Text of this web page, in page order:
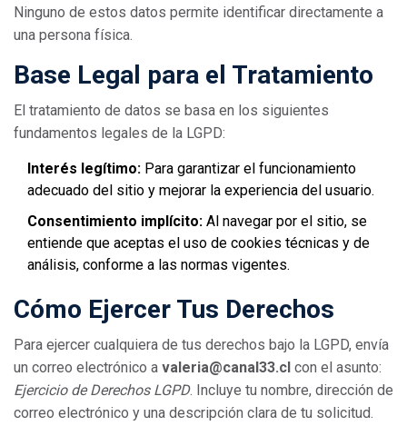
Ninguno de estos datos permite identificar directamente a
una persona física.
Base Legal para el Tratamiento
El tratamiento de datos se basa en los siguientes
fundamentos legales de la LGPD:
Interés legítimo: Para garantizar el funcionamiento
adecuado del sitio y mejorar la experiencia del usuario.
Consentimiento implícito: Al navegar por el sitio, se
entiende que aceptas el uso de cookies técnicas y de
análisis, conforme a las normas vigentes.
Cómo Ejercer Tus Derechos
Para ejercer cualquiera de tus derechos bajo la LGPD, envía
un correo electrónico a valeria@canal33.cl con el asunto:
Ejercicio de Derechos LGPD. Incluye tu nombre, dirección de
correo electrónico y una descripción clara de tu solicitud.